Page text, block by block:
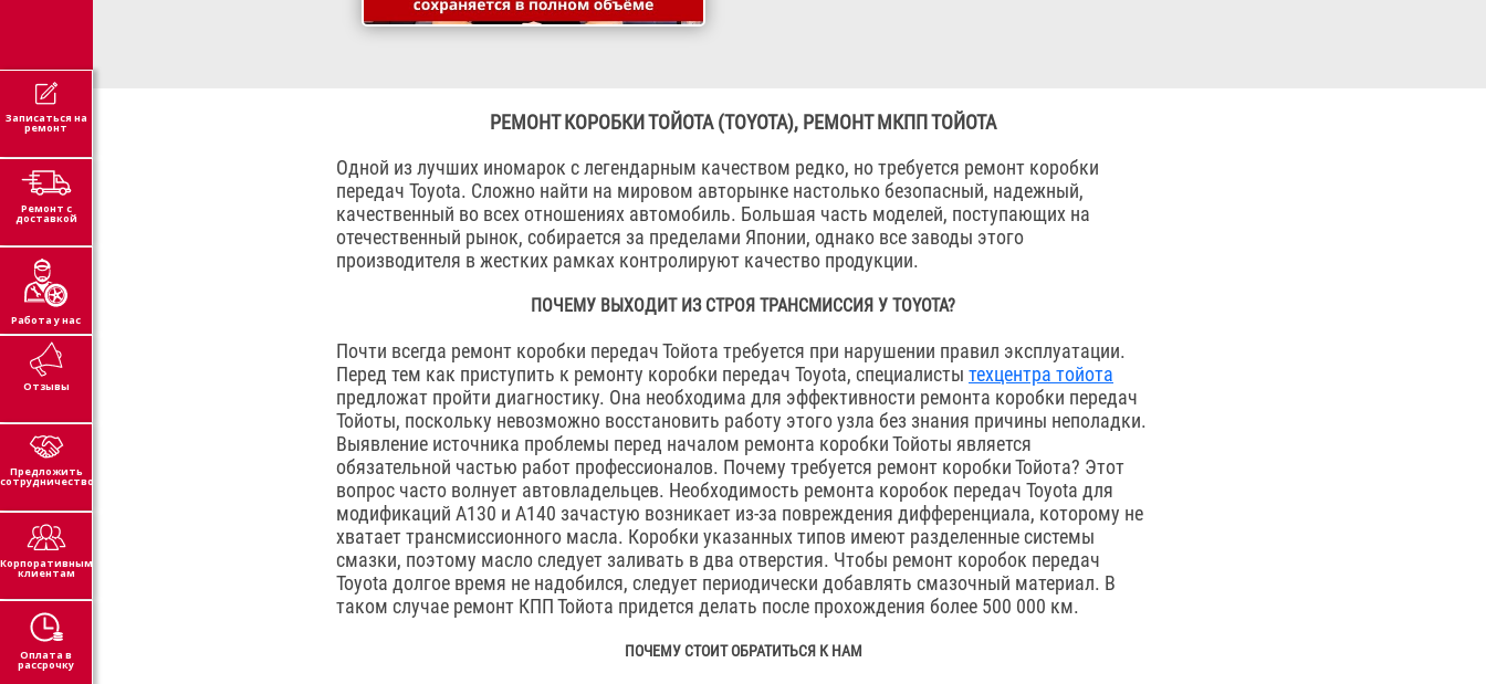
РЕМОНТ КОРОБКИ ТОЙОТА (TOYOTA), РЕМОНТ МКПП ТОЙОТА
Одной из лучших иномарок с легендарным качеством редко, но требуется ремонт коробки
передач Toyota. Сложно найти на мировом авторынке настолько безопасный, надежный,
качественный во всех отношениях автомобиль. Большая часть моделей, поступающих на
отечественный рынок, собирается за пределами Японии, однако все заводы этого
производителя в жестких рамках контролируют качество продукции.
ПОЧЕМУ ВЫХОДИТ ИЗ СТРОЯ ТРАНСМИССИЯ У TOYOTA?
Почти всегда ремонт коробки передач Тойота требуется при нарушении правил эксплуатации.
Перед тем как приступить к ремонту коробки передач Toyota, специалисты техцентра тойота
предложат пройти диагностику. Она необходима для эффективности ремонта коробки передач
Тойоты, поскольку невозможно восстановить работу этого узла без знания причины неполадки.
Выявление источника проблемы перед началом ремонта коробки Тойоты является
обязательной частью работ профессионалов. Почему требуется ремонт коробки Тойота? Этот
вопрос часто волнует автовладельцев. Необходимость ремонта коробок передач Toyota для
модификаций А130 и А140 зачастую возникает из-за повреждения дифференциала, которому не
хватает трансмиссионного масла. Коробки указанных типов имеют разделенные системы
смазки, поэтому масло следует заливать в два отверстия. Чтобы ремонт коробок передач
Toyota долгое время не надобился, следует периодически добавлять смазочный материал. В
таком случае ремонт КПП Тойота придется делать после прохождения более 500 000 км.
ПОЧЕМУ СТОИТ ОБРАТИТЬСЯ К НАМ
Записаться на
ремонт
Ремонт с
доставкой
Работа у нас
Отзывы
Предложить
сотрудничество
Корпоративным
клиентам
Оплата в
рассрочку